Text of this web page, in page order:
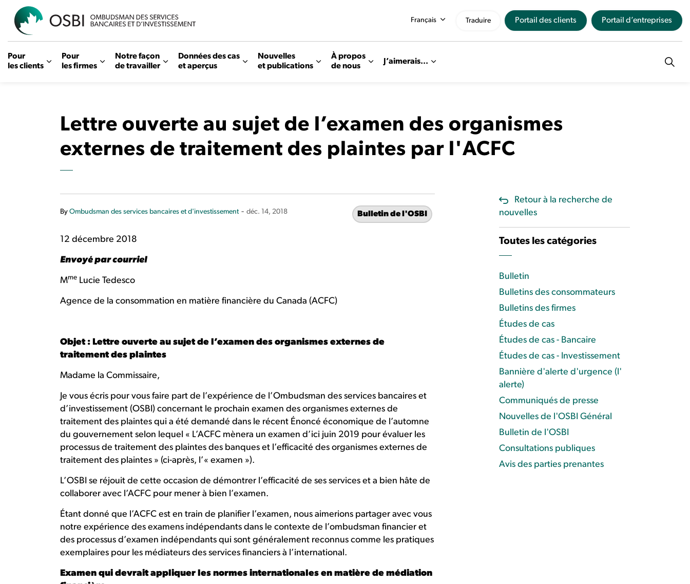
Pour
les clients
Pour
les firmes
Notre façon
de travailler
Données des cas
et aperçus
Nouvelles
et publications
À propos
de nous
J’aimerais...
Français Traduire Portail des clients Portail d’entreprises
Lettre ouverte au sujet de l’examen des organismes
externes de traitement des plaintes par l'ACFC
By Ombudsman des services bancaires et d'investissement - déc. 14, 2018 Bulletin de l'OSBI
12 décembre 2018
Envoyé par courriel
Mme Lucie Tedesco
Agence de la consommation en matière financière du Canada (ACFC)
Objet : Lettre ouverte au sujet de l’examen des organismes externes de
traitement des plaintes
Madame la Commissaire,
Je vous écris pour vous faire part de l’expérience de l’Ombudsman des services bancaires et
d’investissement (OSBI) concernant le prochain examen des organismes externes de
traitement des plaintes qui a été demandé dans le récent Énoncé économique de l’automne
du gouvernement selon lequel « L’ACFC mènera un examen d’ici juin 2019 pour évaluer les
processus de traitement des plaintes des banques et l’efficacité des organismes externes de
traitement des plaintes » (ci-après, l’« examen »).
L’OSBI se réjouit de cette occasion de démontrer l’efficacité de ses services et a bien hâte de
collaborer avec l’ACFC pour mener à bien l’examen.
Étant donné que l’ACFC est en train de planifier l’examen, nous aimerions partager avec vous
notre expérience des examens indépendants dans le contexte de l’ombudsman financier et
des processus d’examen indépendants qui sont généralement reconnus comme les pratiques
exemplaires pour les médiateurs des services financiers à l’international.
Examen qui devrait appliquer les normes internationales en matière de médiation
Retour à la recherche de
nouvelles
Toutes les catégories
Bulletin
Bulletins des consommateurs
Bulletins des firmes
Études de cas
Études de cas - Bancaire
Études de cas - Investissement
Bannière d'alerte d'urgence (l'
alerte)
Communiqués de presse
Nouvelles de l'OSBI Général
Bulletin de l'OSBI
Consultations publiques
Avis des parties prenantes